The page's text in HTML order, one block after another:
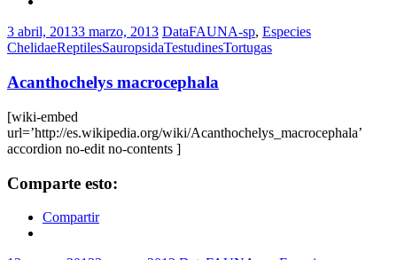
3 abril, 20133 marzo, 2013 DataFAUNA-sp, Especies
ChelidaeReptilesSauropsidaTestudinesTortugas
Acanthochelys macrocephala
[wiki-embed
url=’http://es.wikipedia.org/wiki/Acanthochelys_macrocephala’
accordion no-edit no-contents ]
Comparte esto:
Compartir